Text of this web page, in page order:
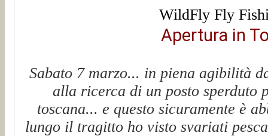
WildFly Fly
Apertura in
Sabato 7 marzo... in piena agibilità
alla ricerca di un posto sperduto
toscana... e questo sicuramente è
lungo il tragitto ho visto svariati